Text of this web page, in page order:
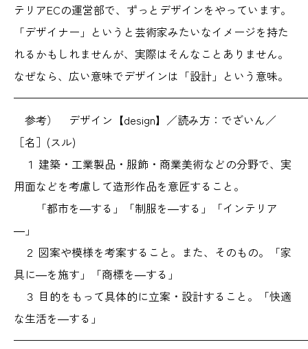
テリアECの運営部で、ずっとデザインをやっています。
「デザイナー」というと芸術家みたいなイメージを持た
れるかもしれませんが、実際はそんなことありません。
なぜなら、広い意味でデザインは「設計」という意味。
参考） デザイン【design】／読み方：でざいん／
［名］(スル)
１ 建築・工業製品・服飾・商業美術などの分野で、実
用面などを考慮して造形作品を意匠すること。
「都市を―する」「制服を―する」「インテリア
―」
２ 図案や模様を考案すること。また、そのもの。「家
具に―を施す」「商標を―する」
３ 目的をもって具体的に立案・設計すること。「快適
な生活を―する」